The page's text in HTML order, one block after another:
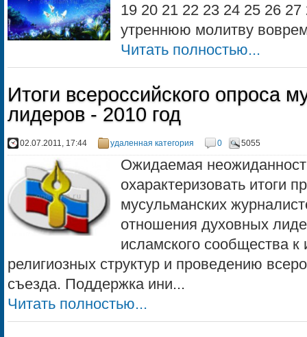
19 20 21 22 23 24 25 26
утреннюю
Читать полностью...
Итоги всероссийского опроса
лидеров - 2010 год
02.07.2011, 17:44 удаленная категория 0 5055
Ожидаемая
охарактеризовать итоги
мусульманских
отношения духовных
исламского сообщества
религиозных структур и проведению
съезда. Поддержка ини...
Читать полностью...